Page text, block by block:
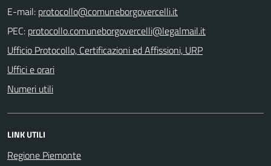
E-mail:
PEC:
Ufficio Protocollo, Certificazioni ed Affissioni, URP
Uffici e orari
Numeri utili
LINK UTILI
Regione Piemonte